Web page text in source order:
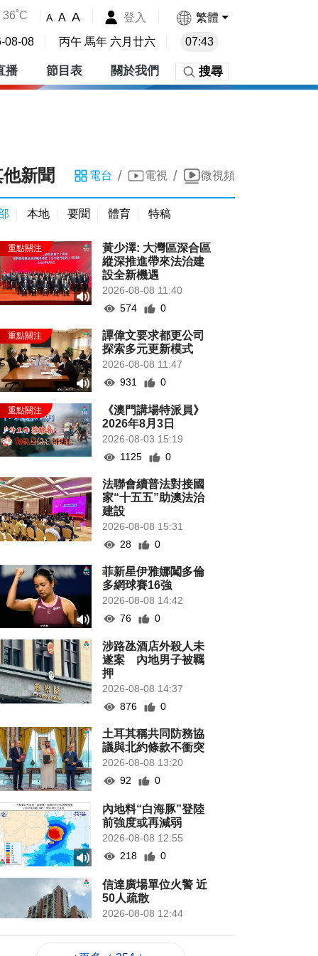
36˚C A A A 登入 繁體
08-08 丙午 馬年 六月廿六 07:43
播 節目表 關於我們 搜尋
新聞 電台 / 電視 / 微視頻
本地 要聞 體育 特稿
黃少澤: 大灣區深合區
縱深推進帶來法治建
設全新機遇
2026-08-08 11:40
574
0
譚偉文要求都更公司
探索多元更新模式
2026-08-08 11:47
931
0
《澳門講場特派員》
2026年8月3日
2026-08-03 15:19
1125
0
法聯會續普法對接國
家“十五五”助澳法治
建設
2026-08-08 15:31
28
0
菲新星伊雅娜闖多倫
多網球賽16強
2026-08-08 14:42
76
0
涉路氹酒店外殺人未
遂案 內地男子被羈
押
2026-08-08 14:37
876
0
土耳其稱共同防務協
議與北約條款不衝突
2026-08-08 13:20
92
0
內地料“白海豚”登陸
前強度或再減弱
2026-08-08 12:55
218
0
信達廣場單位火警 近
50人疏散
2026-08-08 12:44